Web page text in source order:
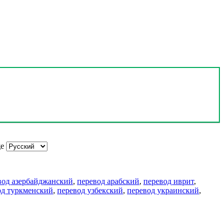
азербайджанский, перевод арабский, перевод иврит,
туркменский, перевод узбекский, перевод украинский,